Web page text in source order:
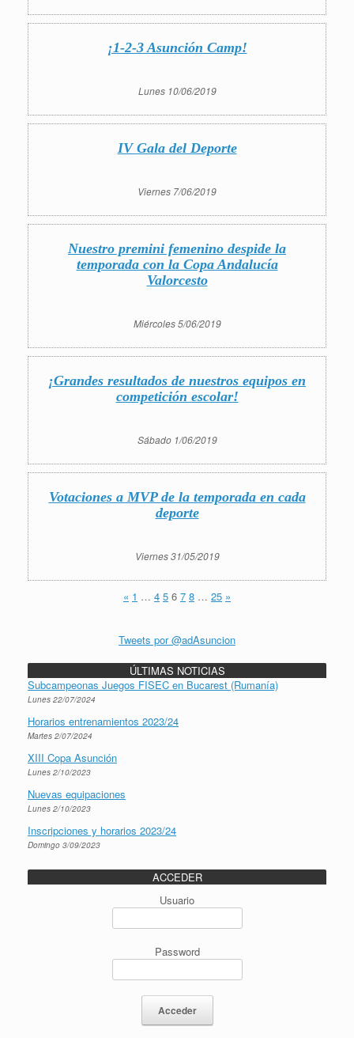
¡1-2-3 Asunción Camp!
Lunes 10/06/2019
IV Gala del Deporte
Viernes 7/06/2019
Nuestro premini femenino despide la
temporada con la Copa Andalucía
Valorcesto
Miércoles 5/06/2019
¡Grandes resultados de nuestros equipos en
competición escolar!
Sábado 1/06/2019
Votaciones a MVP de la temporada en cada
deporte
Viernes 31/05/2019
« 1 … 4 5 6 7 8 … 25 »
Tweets por @adAsuncion
ÚLTIMAS NOTICIAS
Subcampeonas Juegos FISEC en Bucarest (Rumanía)
Lunes 22/07/2024
Horarios entrenamientos 2023/24
Martes 2/07/2024
XIII Copa Asunción
Lunes 2/10/2023
Nuevas equipaciones
Lunes 2/10/2023
Inscripciones y horarios 2023/24
Domingo 3/09/2023
ACCEDER
Usuario
Password